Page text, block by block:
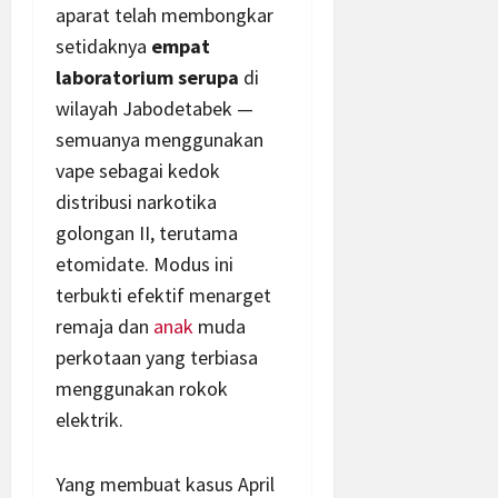
aparat telah membongkar
setidaknya empat
laboratorium serupa di
wilayah Jabodetabek —
semuanya menggunakan
vape sebagai kedok
distribusi narkotika
golongan II, terutama
etomidate. Modus ini
terbukti efektif menarget
remaja dan anak muda
perkotaan yang terbiasa
menggunakan rokok
elektrik.
Yang membuat kasus April